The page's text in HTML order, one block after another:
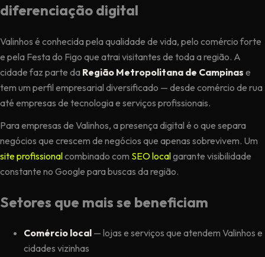
diferenciação digital
Valinhos é conhecida pela qualidade de vida, pelo comércio forte
e pela Festa do Figo que atrai visitantes de toda a região. A
cidade faz parte da Região Metropolitana de Campinas e
tem um perfil empresarial diversificado — desde comércio de rua
até empresas de tecnologia e serviços profissionais.
Para empresas de Valinhos, a presença digital é o que separa
negócios que crescem de negócios que apenas sobrevivem. Um
site profissionalcombinado com SEO localgarante visibilidade
constante no Google para buscas da região.
Setores que mais se beneficiam
Comércio local — lojas e serviços que atendem Valinhos e
cidades vizinhas